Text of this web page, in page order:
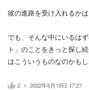
彼の進路を受け入れるか
でも、そんな中にいるは
ト」のことをきっと探し
はこういうものなのかもし
2 2022年5月19日 17:27